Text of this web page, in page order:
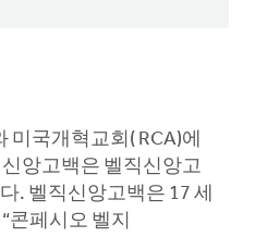
미국개혁교회( RCA)에
앙고백은 벨직신앙고
. 벨직신앙고백은 17 세
콘페시오 벨지